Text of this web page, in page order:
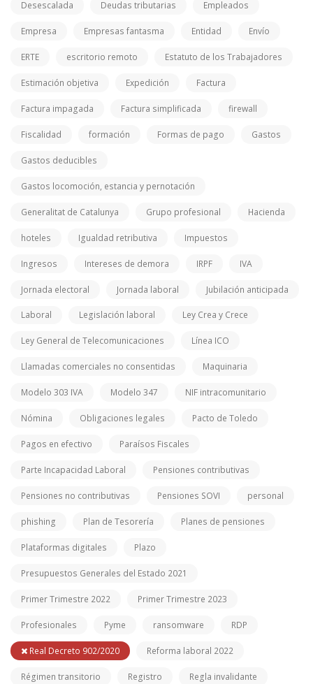
Desescalada Deudas tributarias Empleados
Empresa Empresas fantasma Entidad Envío
ERTE escritorio remoto Estatuto de los Trabajadores
Estimación objetiva Expedición Factura
Factura impagada Factura simplificada firewall
Fiscalidad formación Formas de pago Gastos
Gastos deducibles
Gastos locomoción, estancia y pernotación
Generalitat de Catalunya Grupo profesional Hacienda
hoteles Igualdad retributiva Impuestos
Ingresos Intereses de demora IRPF IVA
Jornada electoral Jornada laboral Jubilación anticipada
Laboral Legislación laboral Ley Crea y Crece
Ley General de Telecomunicaciones Línea ICO
Llamadas comerciales no consentidas Maquinaria
Modelo 303 IVA Modelo 347 NIF intracomunitario
Nómina Obligaciones legales Pacto de Toledo
Pagos en efectivo Paraísos Fiscales
Parte Incapacidad Laboral Pensiones contributivas
Pensiones no contributivas Pensiones SOVI personal
phishing Plan de Tesorería Planes de pensiones
Plataformas digitales Plazo
Presupuestos Generales del Estado 2021
Primer Trimestre 2022 Primer Trimestre 2023
Profesionales Pyme ransomware RDP
Real Decreto 902/2020 Reforma laboral 2022
Régimen transitorio Registro Regla invalidante